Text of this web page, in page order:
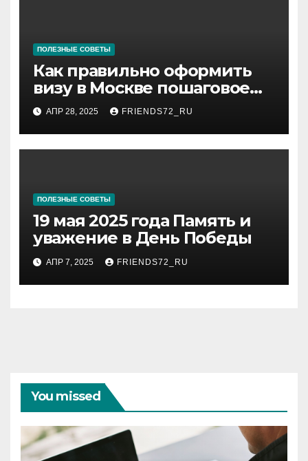
ПОЛЕЗНЫЕ СОВЕТЫ
Как правильно оформить
визу в Москве пошаговое
руководство
АПР 28, 2025 FRIENDS72_RU
ПОЛЕЗНЫЕ СОВЕТЫ
19 мая 2025 года Память и
уважение в День Победы
АПР 7, 2025 FRIENDS72_RU
You missed